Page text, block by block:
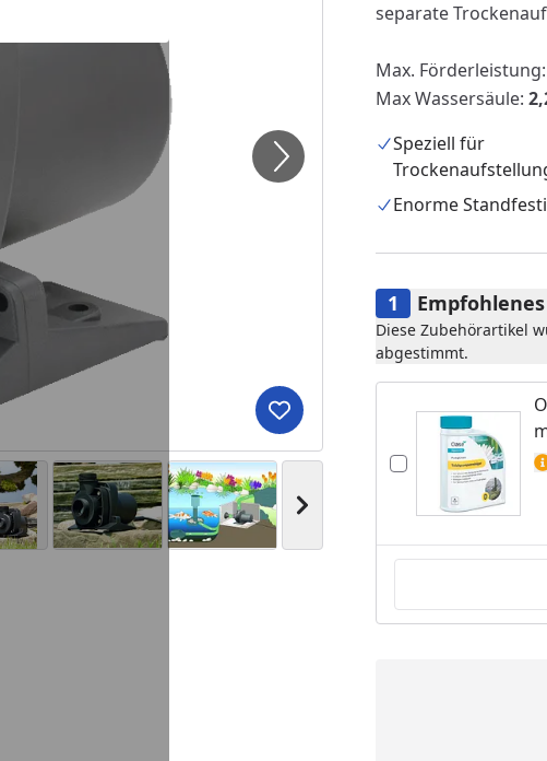
Nächstes Bild anzeigen
Produkt zur Wunschliste
separate
Max. Förderleistung:
Max Wassersäule:
Speziell für
Enorme
Diese Zubehörartikel
abgestimmt.